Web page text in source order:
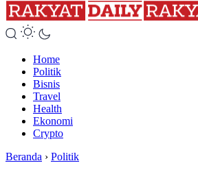
Home
Politik
Bisnis
Travel
Health
Ekonomi
Crypto
Beranda › Politik